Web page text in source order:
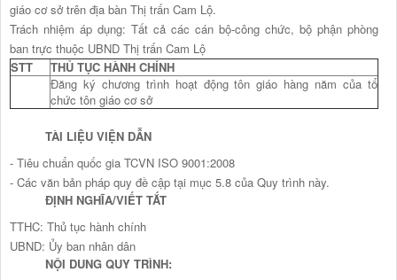
giáo cơ sở trên địa bàn Thị trấn Cam Lộ.
Trách nhiệm áp dụng: Tất cả các cán bộ-công chức, bộ phận phòng
ban trực thuộc UBND Thị trấn Cam Lộ
STT
THỦ TỤC HÀNH CHÍNH
Đăng ký chương trình hoạt động tôn giáo hàng năm của tổ
chức tôn giáo cơ sở
TÀI LIỆU VIỆN DẪN
- Tiêu chuẩn quốc gia TCVN ISO 9001:2008
- Các văn bản pháp quy đề cập tại mục 5.8 của Quy trình này.
ĐỊNH NGHĨA/VIẾT TẮT
TTHC: Thủ tục hành chính
UBND: Ủy ban nhân dân
NỘI DUNG QUY TRÌNH: